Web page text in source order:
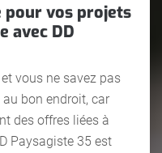
pour vos projets
avec DD
vous ne savez pas
bon endroit, car
des offres liées à
Paysagiste 35 est